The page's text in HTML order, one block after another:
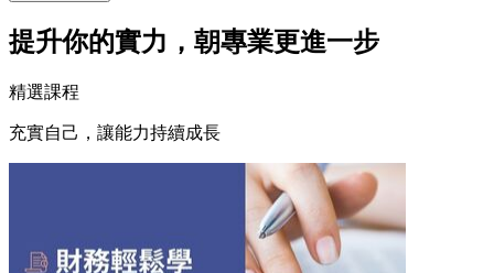
提升你的實力，朝專業更進一步
精選課程
充實自己，讓能力持續成長